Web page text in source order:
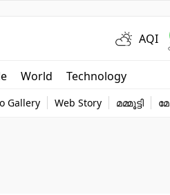
AQI
World Technology
Gallery Web Story മമ്മൂട്ടി